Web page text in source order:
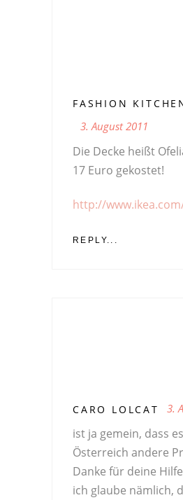
FASHION
3. August 2011
Die Decke heißt
17 Euro gekostet!
http://
REPLY...
CARO LOLCAT 3.
ist ja gemein, dass
Österreich andere
Danke für deine Hilfe
ich glaube nämlich,